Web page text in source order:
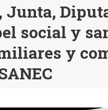
social y
y